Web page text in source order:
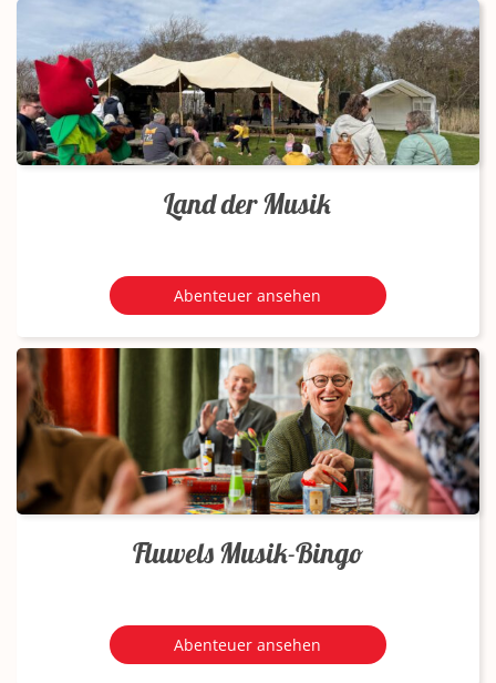
Land der Musik
Abenteuer ansehen
Fluwels Musik-Bingo
Abenteuer ansehen